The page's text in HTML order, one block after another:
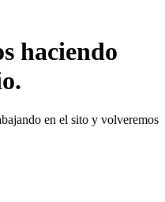
haciendo
en el sito y volveremos